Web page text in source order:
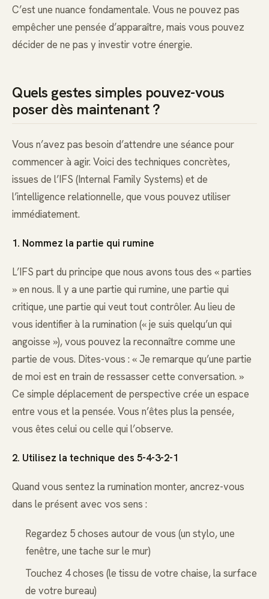
C’est une nuance fondamentale. Vous ne pouvez pas
empêcher une pensée d’apparaître, mais vous pouvez
décider de ne pas y investir votre énergie.
Quels gestes simples pouvez-vous
poser dès maintenant ?
Vous n’avez pas besoin d’attendre une séance pour
commencer à agir. Voici des techniques concrètes,
issues de l’IFS (Internal Family Systems) et de
l’intelligence relationnelle, que vous pouvez utiliser
immédiatement.
1. Nommez la partie qui rumine
L’IFS part du principe que nous avons tous des « parties
» en nous. Il y a une partie qui rumine, une partie qui
critique, une partie qui veut tout contrôler. Au lieu de
vous identifier à la rumination (« je suis quelqu’un qui
angoisse »), vous pouvez la reconnaître comme une
partie de vous. Dites-vous : « Je remarque qu’une partie
de moi est en train de ressasser cette conversation. »
Ce simple déplacement de perspective crée un espace
entre vous et la pensée. Vous n’êtes plus la pensée,
vous êtes celui ou celle qui l’observe.
2. Utilisez la technique des 5-4-3-2-1
Quand vous sentez la rumination monter, ancrez-vous
dans le présent avec vos sens :
Regardez 5 choses autour de vous (un stylo, une
fenêtre, une tache sur le mur)
Touchez 4 choses (le tissu de votre chaise, la surface
de votre bureau)